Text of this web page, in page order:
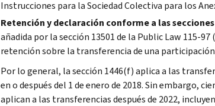
Instrucciones para la Sociedad Colectiva para los
Retención y declaración conforme a las
añadida por la sección 13501 de la Public Law 115-97
retención sobre la transferencia de una
Por lo general, la sección 1446(f) aplica a las
en o después del 1 de enero de 2018. Sin embargo,
aplican a las transferencias después de 2022,